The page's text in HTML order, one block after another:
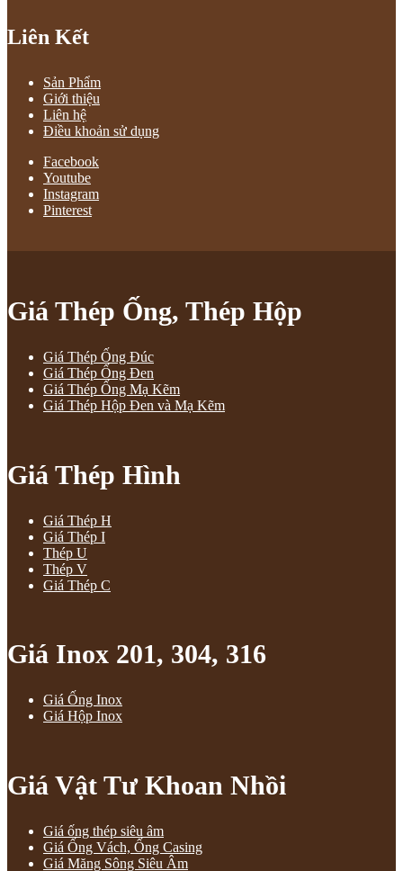
Liên Kết
Sản Phẩm
Giới thiệu
Liên hệ
Điều khoản sử dụng
Facebook
Youtube
Instagram
Pinterest
Giá Thép Ống, Thép Hộp
Giá Thép Ống Đúc
Giá Thép Ống Đen
Giá Thép Ống Mạ Kẽm
Giá Thép Hộp Đen và Mạ Kẽm
Giá Thép Hình
Giá Thép H
Giá Thép I
Thép U
Thép V
Giá Thép C
Giá Inox 201, 304, 316
Giá Ống Inox
Giá Hộp Inox
Giá Vật Tư Khoan Nhồi
Giá ống thép siêu âm
Giá Ống Vách, Ống Casing
Giá Măng Sông Siêu Âm